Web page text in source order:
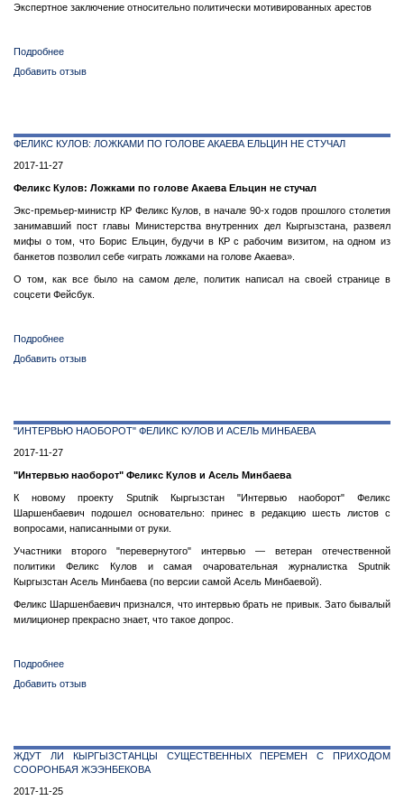
Экспертное заключение относительно политически мотивированных арестов
Подробнее
арестов
Добавить отзыв
ФЕЛИКС КУЛОВ: ЛОЖКАМИ ПО ГОЛОВЕ АКАЕВА ЕЛЬЦИН НЕ СТУЧАЛ
2017-11-27
Феликс Кулов: Ложками по голове Акаева Ельцин не стучал
Экс-премьер-министр КР Феликс Кулов, в начале 90-х годов прошлого столетия
занимавший пост главы Министерства внутренних дел Кыргызстана, развеял
мифы о том, что Борис Ельцин, будучи в КР с рабочим визитом, на одном из
банкетов позволил себе «играть ложками на голове Акаева».
О том, как все было на самом деле, политик написал на своей странице в
соцсети Фейсбук.
Подробнее
Акаева
стучал
Добавить отзыв
"ИНТЕРВЬЮ НАОБОРОТ" ФЕЛИКС КУЛОВ И АСЕЛЬ МИНБАЕВА
2017-11-27
"Интервью наоборот" Феликс Кулов и Асель Минбаева
К новому проекту Sputnik Кыргызстан "Интервью наоборот" Феликс
Шаршенбаевич подошел основательно: принес в редакцию шесть листов с
вопросами, написанными от руки.
Участники второго "перевернутого" интервью — ветеран отечественной
политики Феликс Кулов и самая очаровательная журналистка Sputnik
Кыргызстан Асель Минбаева (по версии самой Асель Минбаевой).
Феликс Шаршенбаевич признался, что интервью брать не привык. Зато бывалый
милиционер прекрасно знает, что такое допрос.
Подробнее
Асель
Минбаева
Добавить отзыв
ЖДУТ ЛИ КЫРГЫЗСТАНЦЫ СУЩЕСТВЕННЫХ ПЕРЕМЕН С ПРИХОДОМ
СООРОНБАЯ ЖЭЭНБЕКОВА
2017-11-25